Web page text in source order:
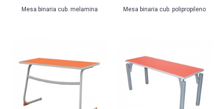
Mesa binaria cub. melamina Mesa binaria cub. polipropileno